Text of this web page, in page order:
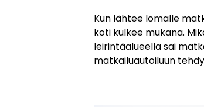
Kun lähtee lomalle
koti kulkee mukana.
leirintäalueella sai
matkailuautoiluun